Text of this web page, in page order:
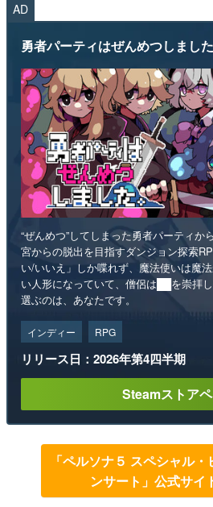
AD
勇者パーティはぜんめつしました
“ぜんめつ”してしまった勇者パーティか
宮からの脱出を目指すダンジョン探索
い/いいえ」しか喋れず、魔法使いは魔
い人形になっていて、僧侶は██を崇拝
選ぶのは、あなたです。
インディー RPG
リリース日：2026年第4四半期
Steamストア
「ペルソナ５ スペシャル
ンサート」公式サイ